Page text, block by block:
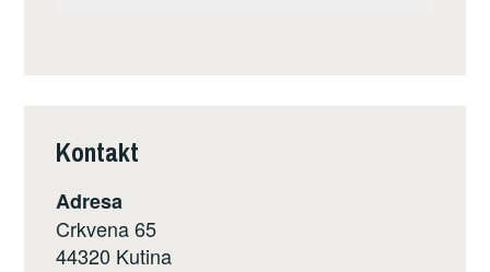
Kontakt
Adresa
Crkvena 65
44320 Kutina